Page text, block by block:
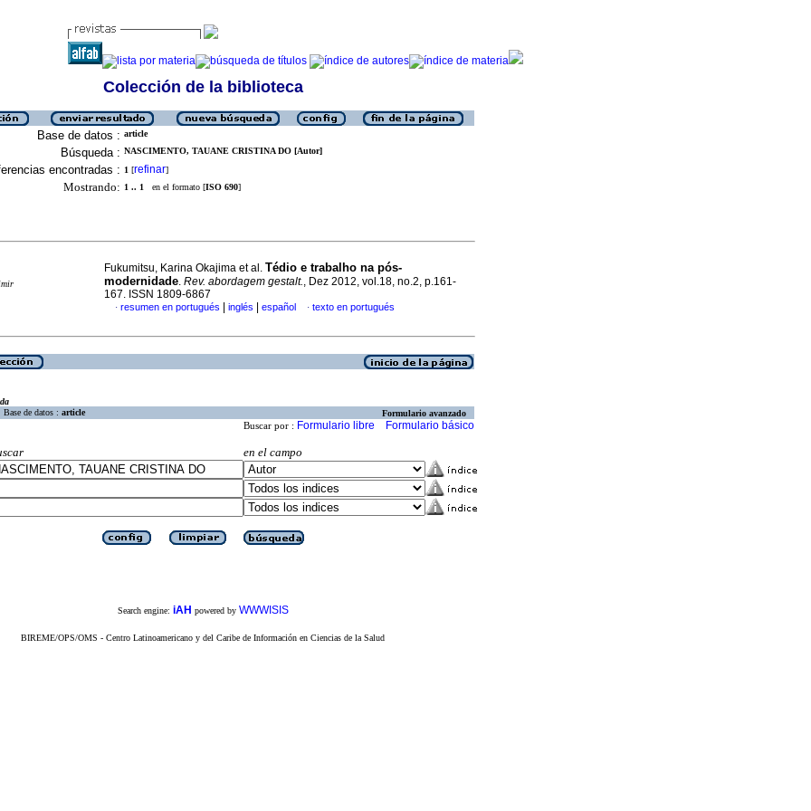
Colección de la biblioteca
Base de datos : article
Búsqueda : NASCIMENTO, TAUANE CRISTINA DO [Autor]
encontradas : 1 [refinar]
Mostrando: 1 .. 1 en el formato [ISO 690]
Fukumitsu, Karina Okajima et al. Tédio e trabalho na pós-
modernidade. Rev. abordagem gestalt., Dez 2012, vol.18, no.2, p.161-
167. ISSN 1809-6867
· resumen en portugués inglés español · texto en portugués
Base de datos : article Formulario avanzado
Buscar por : Formulario libre Formulario básico
en el campo
Search engine: iAH powered by WWWISIS
BIREME/OPS/OMS - Centro Latinoamericano y del Caribe de Información en Ciencias de la Salud